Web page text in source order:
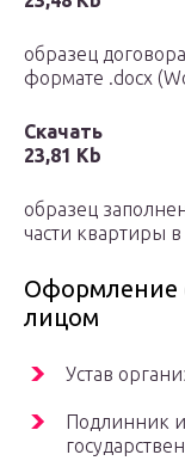
образец
формате .docx
Скачать
23,81 Kb
образец
части квартиры
Оформление
лицом
Устав
Подлинник